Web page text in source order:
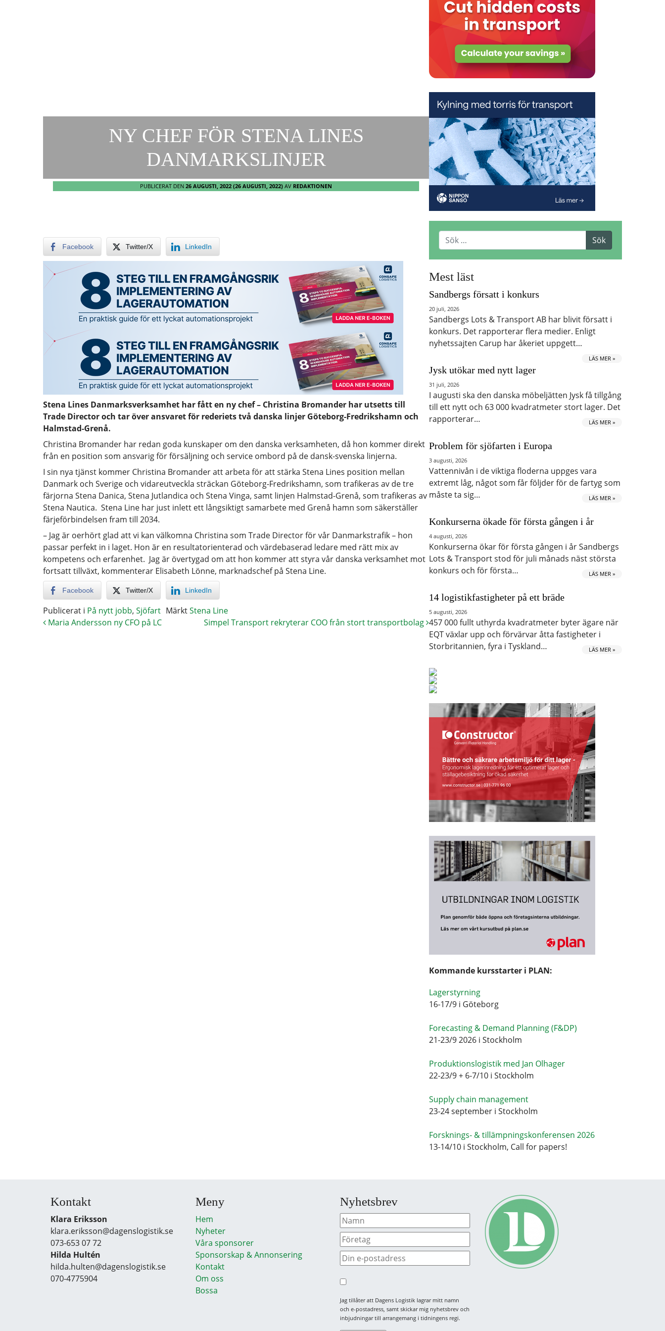
NY CHEF FÖR STENA LINES
DANMARKSLINJER
PUBLICERAT DEN 26 AUGUSTI, 2022 (26 AUGUSTI, 2022) AV REDAKTIONEN
Facebook Twitter/X LinkedIn
Stena Lines Danmarksverksamhet har fått en ny chef – Christina Bromander har utsetts till
Trade Director och tar över ansvaret för rederiets två danska linjer Göteborg-Fredrikshamn och
Halmstad-Grenå.
Christina Bromander har redan goda kunskaper om den danska verksamheten, då hon kommer direkt
från en position som ansvarig för försäljning och service ombord på de dansk-svenska linjerna.
I sin nya tjänst kommer Christina Bromander att arbeta för att stärka Stena Lines position mellan
Danmark och Sverige och vidareutveckla sträckan Göteborg-Fredrikshamn, som trafikeras av de tre
färjorna Stena Danica, Stena Jutlandica och Stena Vinga, samt linjen Halmstad-Grenå, som trafikeras av
Stena Nautica. Stena Line har just inlett ett långsiktigt samarbete med Grenå hamn som säkerställer
färjeförbindelsen fram till 2034.
– Jag är oerhört glad att vi kan välkomna Christina som Trade Director för vår Danmarkstrafik – hon
passar perfekt in i laget. Hon är en resultatorienterad och värdebaserad ledare med rätt mix av
kompetens och erfarenhet. Jag är övertygad om att hon kommer att styra vår danska verksamhet mot
fortsatt tillväxt, kommenterar Elisabeth Lönne, marknadschef på Stena Line.
Facebook Twitter/X LinkedIn
Publicerat i På nytt jobb, Sjöfart MärktStena Line
Maria Andersson ny CFO på LC
Simpel Transport rekryterar COO från stort transportbolag
Mest läst
Sandbergs försatt i konkurs
20 juli, 2026
Sandbergs Lots & Transport AB har blivit försatt i
konkurs. Det rapporterar flera medier. Enligt
nyhetssajten Carup har åkeriet uppgett…
LÄS MER »
Jysk utökar med nytt lager
31 juli, 2026
I augusti ska den danska möbeljätten Jysk få tillgång
till ett nytt och 63 000 kvadratmeter stort lager. Det
rapporterar…
LÄS MER »
Problem för sjöfarten i Europa
3 augusti, 2026
Vattennivån i de viktiga floderna uppges vara
extremt låg, något som får följder för de fartyg som
måste ta sig…
LÄS MER »
Konkurserna ökade för första gången i år
4 augusti, 2026
Konkurserna ökar för första gången i år Sandbergs
Lots & Transport stod för juli månads näst största
konkurs och för första…
LÄS MER »
14 logistikfastigheter på ett bräde
5 augusti, 2026
457 000 fullt uthyrda kvadratmeter byter ägare när
EQT växlar upp och förvärvar åtta fastigheter i
Storbritannien, fyra i Tyskland…
LÄS MER »
Kommande kursstarter i PLAN:
Lagerstyrning
16-17/9 i Göteborg
Forecasting & Demand Planning (F&DP)
21-23/9 2026 i Stockholm
Produktionslogistik med Jan Olhager
22-23/9 + 6-7/10 i Stockholm
Supply chain management
23-24 september i Stockholm
Forsknings- & tillämpningskonferensen 2026
13-14/10 i Stockholm, Call for papers!
Kontakt
Klara Eriksson
klara.eriksson@dagenslogistik.se
073-653 07 72
Hilda Hultén
hilda.hulten@dagenslogistik.se
070-4775904
Meny
Hem
Nyheter
Våra sponsorer
Sponsorskap & Annonsering
Kontakt
Om oss
Bossa
Nyhetsbrev
Jag tillåter att Dagens Logistik lagrar mitt namn
och e-postadress, samt skickar mig nyhetsbrev och
inbjudningar till arrangemang i tidningens regi.